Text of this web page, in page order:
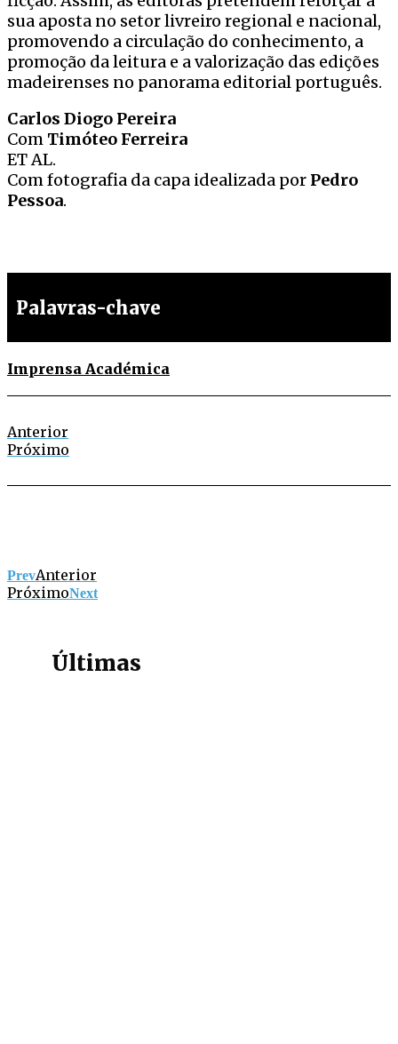
sua aposta no setor livreiro regional e nacional,
promovendo a circulação do conhecimento, a
promoção da leitura e a valorização das edições
madeirenses no panorama editorial português.
Carlos Diogo Pereira
Com Timóteo Ferreira
ET AL.
Com fotografia da capa idealizada por Pedro
Pessoa.
Palavras-chave
Imprensa Académica
Anterior
Próximo
PrevAnterior
PróximoNext
Últimas